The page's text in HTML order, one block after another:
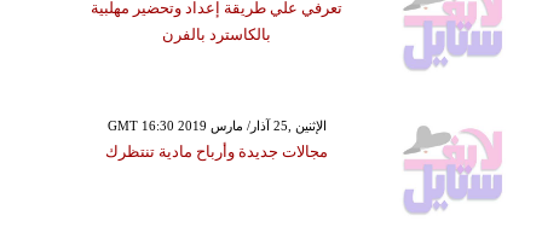
تعرفي علي طريقة إعداد وتحضير مهلبية
بالكاسترد بالفرن
GMT 16:30 2019 الإثنين ,25 آذار/ مارس
مجالات جديدة وأرباح مادية تنتظرك